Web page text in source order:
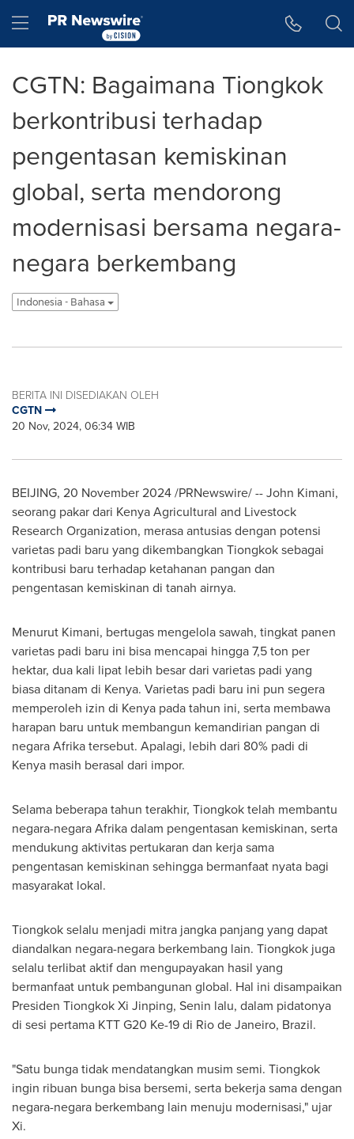
Hamburger menu
CGTN: Bagaimana Tiongkok
berkontribusi terhadap
pengentasan kemiskinan
global, serta mendorong
modernisasi bersama negara-
negara berkembang
Indonesia - Bahasa
BERITA INI DISEDIAKAN OLEH
CGTN
20 Nov, 2024, 06:34 WIB
BEIJING, 20 November 2024/PRNewswire/ --John Kimani,
seorang pakar dari Kenya Agricultural and Livestock
Research Organization, merasa antusias dengan potensi
varietas padi baru yang dikembangkan Tiongkok sebagai
kontribusi baru terhadap ketahanan pangan dan
pengentasan kemiskinan di tanah airnya.
Menurut Kimani, bertugas mengelola sawah, tingkat panen
varietas padi baru ini bisa mencapai hingga 7,5 ton per
hektar, dua kali lipat lebih besar dari varietas padi yang
biasa ditanam di Kenya. Varietas padi baru ini pun segera
memperoleh izin di Kenya pada tahun ini, serta membawa
harapan baru untuk membangun kemandirian pangan di
negara Afrika tersebut. Apalagi, lebih dari 80% padi di
Kenya masih berasal dari impor.
Selama beberapa tahun terakhir, Tiongkok telah membantu
negara-negara Afrika dalam pengentasan kemiskinan, serta
mendukung aktivitas pertukaran dan kerja sama
pengentasan kemiskinan sehingga bermanfaat nyata bagi
masyarakat lokal.
Tiongkok selalu menjadi mitra jangka panjang yang dapat
diandalkan negara-negara berkembang lain. Tiongkok juga
selalu terlibat aktif dan mengupayakan hasil yang
bermanfaat untuk pembangunan global. Hal ini disampaikan
Presiden Tiongkok Xi Jinping, Senin lalu, dalam pidatonya
di sesi pertama KTT G20 Ke-19 di Rio de Janeiro, Brazil.
"Satu bunga tidak mendatangkan musim semi. Tiongkok
ingin ribuan bunga bisa bersemi, serta bekerja sama dengan
negara-negara berkembang lain menuju modernisasi," ujar
Xi.